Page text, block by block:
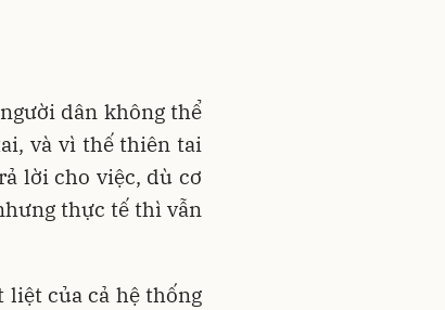
dân không thể
và vì thế thiên tai
lời cho việc, dù cơ
thực tế thì vẫn
liệt của cả hệ thống